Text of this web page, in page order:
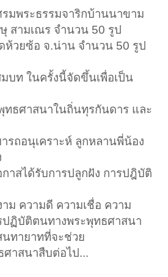
มพระธรรมจาริกบ้านนาขาม
สามเณร จำนวน 50 รูป
ห้วยซ้อ จ.น่าน จำนวน 50 รูป
บท ในครั้งนี้จัดขึ้นเพื่อเป็น
ทธศาสนาในถิ่นทุรกันดาร และ
รถอนุเคราะห์ ลูกหลานพี่น้อง
าสได้รับการปลูกฝัง การปฎิบัติ
ความดี ความเชื่อ ความ
ปฏิบัติตนทางพระพุทธศาสนา
ทายาทที่จะช่วย
าสนาสืบต่อไป...